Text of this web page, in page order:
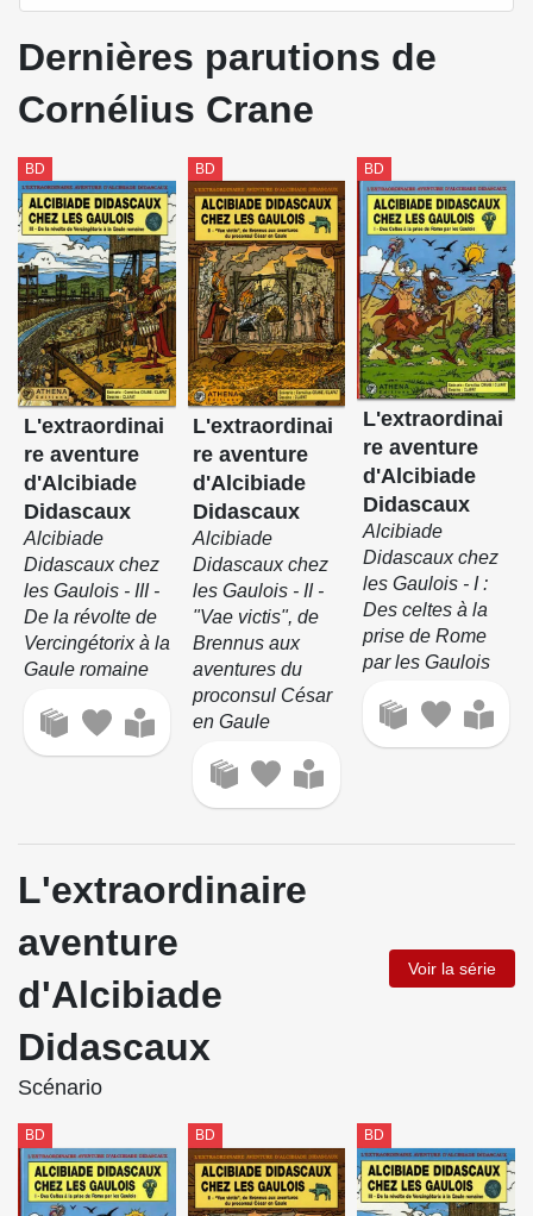
Dernières parutions de
Cornélius Crane
BD
L'extraordinai
re aventure
d'Alcibiade
Didascaux
Alcibiade
Didascaux chez
les Gaulois - III -
De la révolte de
Vercingétorix à la
Gaule romaine
BD
L'extraordinai
re aventure
d'Alcibiade
Didascaux
Alcibiade
Didascaux chez
les Gaulois - II -
"Vae victis", de
Brennus aux
aventures du
proconsul César
en Gaule
BD
L'extraordinai
re aventure
d'Alcibiade
Didascaux
Alcibiade
Didascaux chez
les Gaulois - I :
Des celtes à la
prise de Rome
par les Gaulois
L'extraordinaire
aventure
d'Alcibiade
Didascaux
Voir la série
Scénario
BD BD BD